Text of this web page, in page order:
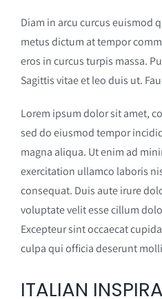
Diam in arcu curcus euismod
metus dictum at tempor
eros in curcus turpis massa.
Sagittis vitae et leo duis ut.
Lorem ipsum dolor sit amet,
sed do eiusmod tempor
magna aliqua. Ut enim ad
exercitation ullamco laboris
consequat. Duis aute irure
voluptate velit esse cillum
Excepteur sint occaecat
culpa qui officia deserunt
ITALIAN